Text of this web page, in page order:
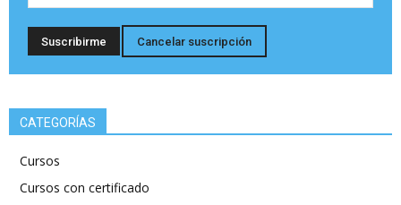
CATEGORÍAS
Cursos
Cursos con certificado